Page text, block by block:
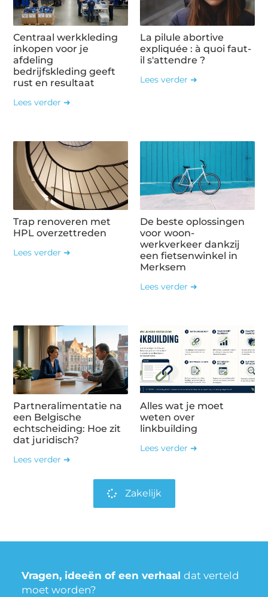
Centraal werkkleding
inkopen voor je
afdeling
bedrijfskleding geeft
rust en resultaat
Lees verder ➜
La pilule abortive
expliquée : à quoi faut-
il s'attendre ?
Lees verder ➜
Trap renoveren met
HPL overzettreden
Lees verder ➜
De beste oplossingen
voor woon-
werkverkeer dankzij
een fietsenwinkel in
Merksem
Lees verder ➜
Partneralimentatie na
een Belgische
echtscheiding: Hoe zit
dat juridisch?
Lees verder ➜
Alles wat je moet
weten over
linkbuilding
Lees verder ➜
Zakelijk
Vragen, ideeën of een verhaal dat verteld
moet worden?